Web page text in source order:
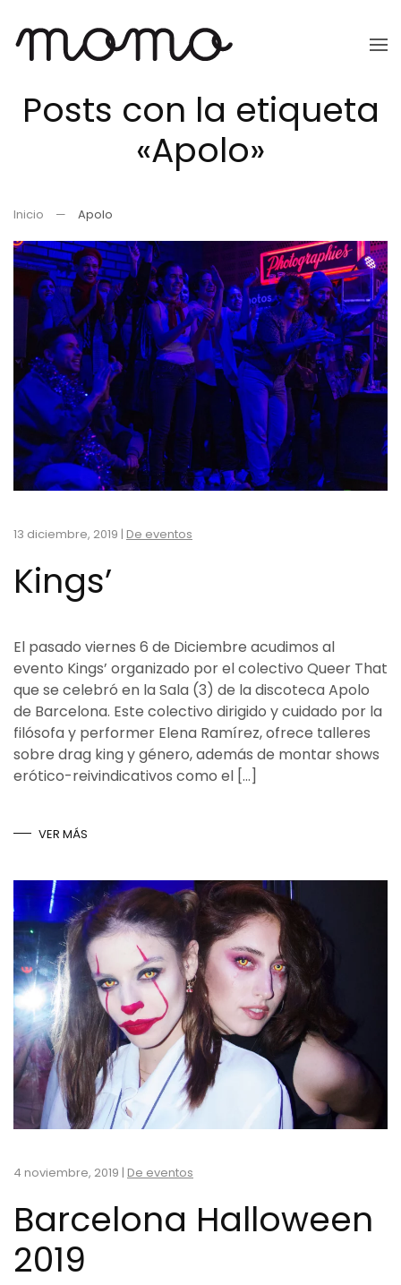
Ir
contenido
principal
Posts con la etiqueta
«Apolo»
Inicio Apolo
13 diciembre, 2019 | De eventos
Kings’
El pasado viernes 6 de Diciembre acudimos al
evento Kings’ organizado por el colectivo Queer That
que se celebró en la Sala (3) de la discoteca Apolo
de Barcelona. Este colectivo dirigido y cuidado por la
filósofa y performer Elena Ramírez, ofrece talleres
sobre drag king y género, además de montar shows
erótico-reivindicativos como el […]
VER MÁS
4 noviembre, 2019 | De eventos
Barcelona Halloween
2019